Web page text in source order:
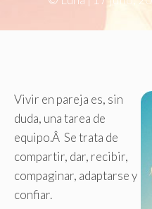
Vivir en pareja es, sin
duda, una tarea de
equipo.Â Se trata de
compartir, dar, recibir,
compaginar, adaptarse y
confiar.